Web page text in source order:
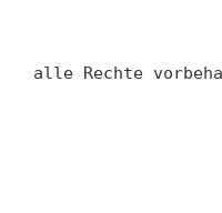
alle Rechte